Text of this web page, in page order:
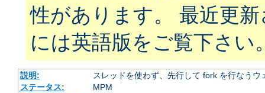
性があります。 最近更
には英語版をご覧下さい
説明:
スレッドを使わず、先行して fork を行なうウ
ステータス:
MPM